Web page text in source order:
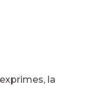
la